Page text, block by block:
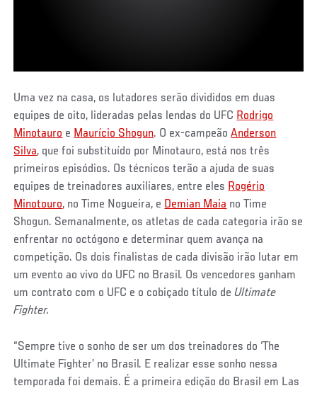
Uma vez na casa, os lutadores serão divididos em duas
equipes de oito, lideradas pelas lendas do UFC Rodrigo
Minotauro e Maurício Shogun. O ex-campeãoAnderson
Silva, que foi substituído por Minotauro, está nos três
primeiros episódios. Os técnicos terão a ajuda de suas
equipes de treinadores auxiliares, entre eles Rogério
Minotouro, no Time Nogueira, e Demian Maia no Time
Shogun. Semanalmente, os atletas de cada categoria irão se
enfrentar no octógono e determinar quem avança na
competição. Os dois finalistas de cada divisão irão lutar em
um evento ao vivo do UFC no Brasil. Os vencedores ganham
um contrato com o UFC e o cobiçado título de Ultimate
Fighter.
“Sempre tive o sonho de ser um dos treinadores do ‘The
Ultimate Fighter’ no Brasil. E realizar esse sonho nessa
temporada foi demais. É a primeira edição do Brasil em Las